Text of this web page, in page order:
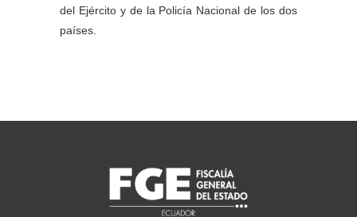
del Ejército y de la Policía Nacional de los dos
países.